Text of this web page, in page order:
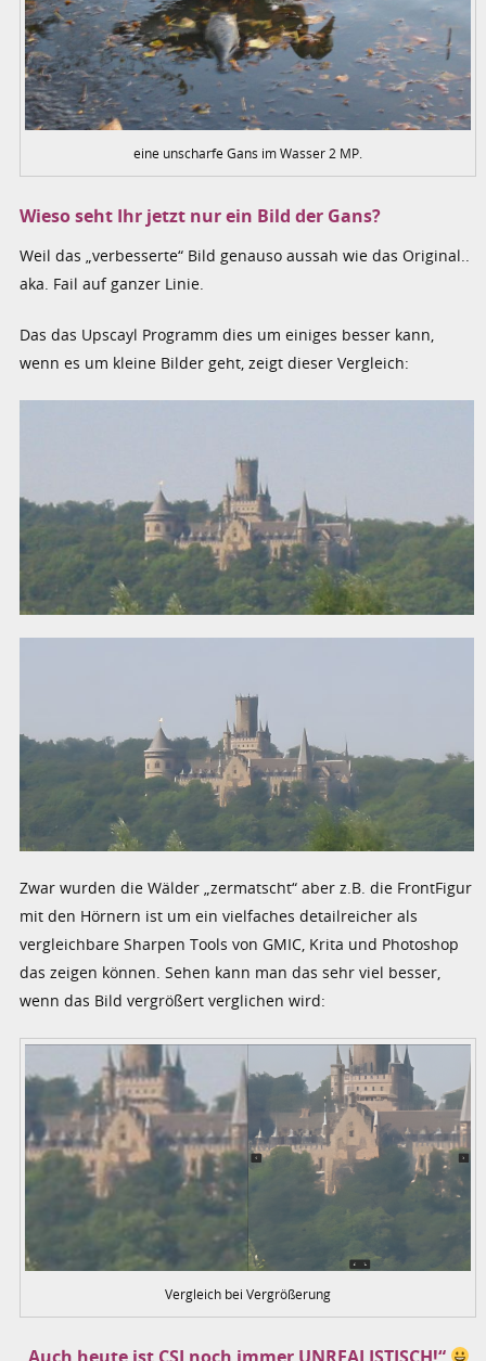
eine unscharfe Gans im Wasser 2 MP.
Wieso seht Ihr jetzt nur ein Bild der Gans?
Weil das „verbesserte“ Bild genauso aussah wie das Original..
aka. Fail auf ganzer Linie.
Das das Upscayl Programm dies um einiges besser kann,
wenn es um kleine Bilder geht, zeigt dieser Vergleich:
Zwar wurden die Wälder „zermatscht“ aber z.B. die FrontFigur
mit den Hörnern ist um ein vielfaches detailreicher als
vergleichbare Sharpen Tools von GMIC, Krita und Photoshop
das zeigen können. Sehen kann man das sehr viel besser,
wenn das Bild vergrößert verglichen wird:
Vergleich bei Vergrößerung